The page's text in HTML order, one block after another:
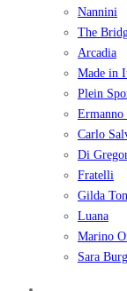
Nannini
The
Arcadia
Made in
Plein
Ermanno
Carlo
Di
Fratelli
Gilda
Luana
Marino
Sara